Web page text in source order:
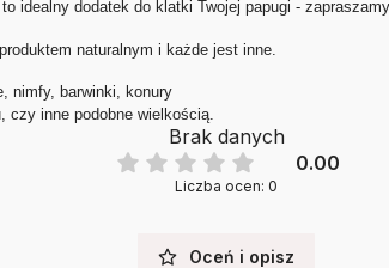
idealny dodatek do klatki Twojej papugi -
naturalnym i każde jest inne.
nimfy, barwinki, konury
czy inne podobne wielkością.
Brak danych
0.00
Liczba ocen: 0
Oceń i opisz